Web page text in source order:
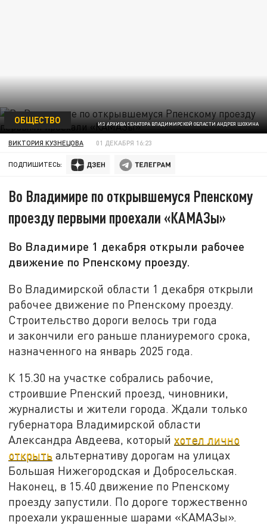
ИЗ АРХИВА СЕНАТОРА ВЛАДИМИРСКОЙ ОБЛАСТИ АНДРЕЯ ШОХИНА
ОБЩЕСТВО
ВИКТОРИЯ КУЗНЕЦОВА 01 ДЕКАБРЯ 16:23
ПОДПИШИТЕСЬ:
Во Владимире по открывшемуся Рпенскому
проезду первыми проехали «КАМАЗы»
Во Владимире 1 декабря открыли рабочее
движение по Рпенскому проезду.
Во Владимирской области 1 декабря открыли
рабочее движение по Рпенскому проезду.
Строительство дороги велось три года
и закончили его раньше планиуремого срока,
назначенного на январь 2025 года.
К 15.30 на участке собрались рабочие,
строившие Рпенский проезд, чиновники,
журналисты и жители города. Ждали только
губернатора Владимирской области
Александра Авдеева, который хотел лично
открыть альтернативу дорогам на улицах
Большая Нижегородская и Добросельская.
Наконец, в 15.40 движение по Рпенскому
проезду запустили. По дороге торжественно
проехали украшенные шарами «КАМАЗы».